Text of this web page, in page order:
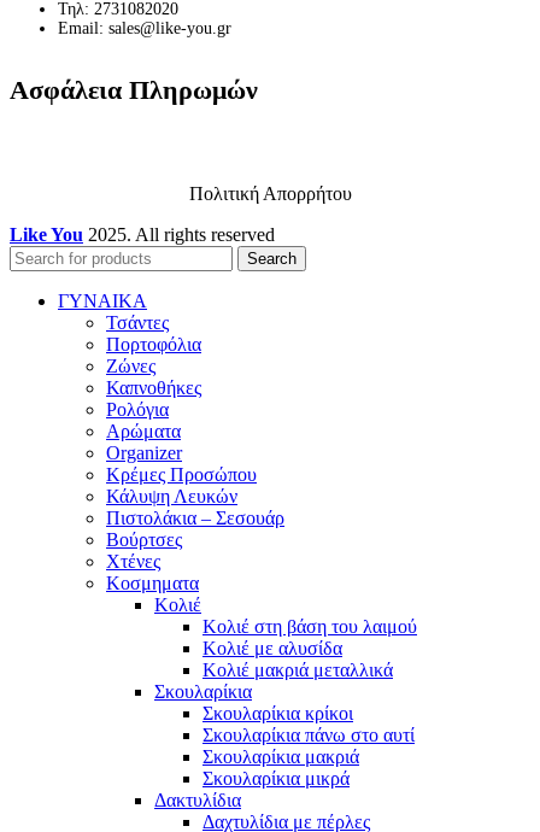
Τηλ: 2731082020
Email: sales@like-you.gr
Ασφάλεια Πληρωμών
Πολιτική Απορρήτου
Like You 2025. All rights reserved
Search
ΓΥΝΑΙΚΑ
Τσάντες
Πορτοφόλια
Ζώνες
Καπνοθήκες
Ρολόγια
Αρώματα
Organizer
Κρέμες Προσώπου
Κάλυψη Λευκών
Πιστολάκια – Σεσουάρ
Βούρτσες
Χτένες
Κοσμηματα
Κολιέ
Κολιέ στη βάση του λαιμού
Κολιέ με αλυσίδα
Κολιέ μακριά μεταλλικά
Σκουλαρίκια
Σκουλαρίκια κρίκοι
Σκουλαρίκια πάνω στο αυτί
Σκουλαρίκια μακριά
Σκουλαρίκια μικρά
Δακτυλίδια
Δαχτυλίδια με πέρλες